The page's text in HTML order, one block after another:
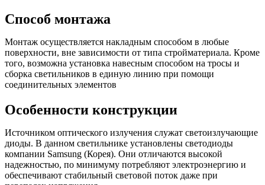
Способ монтажа
Монтаж осуществляется накладным способом в любые
поверхности, вне зависимости от типа стройматериала. Кроме
того, возможна установка навесным способом на тросы и
сборка светильников в единую линию при помощи
соединительных элементов
Особенности конструкции
Источником оптического излучения служат светоизлучающие
диоды. В данном светильнике установлены светодиоды
компании Samsung (Корея). Они отличаются высокой
надежностью, по минимуму потребляют электроэнергию и
обеспечивают стабильный световой поток даже при